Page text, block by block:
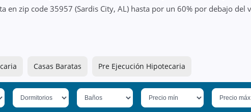
en zip code 35957 (Sardis City, AL) hasta por un 60% por debajo
Casas Baratas Pre Ejecución Hipotecaria